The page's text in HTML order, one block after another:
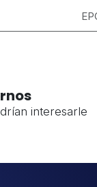
interesarle